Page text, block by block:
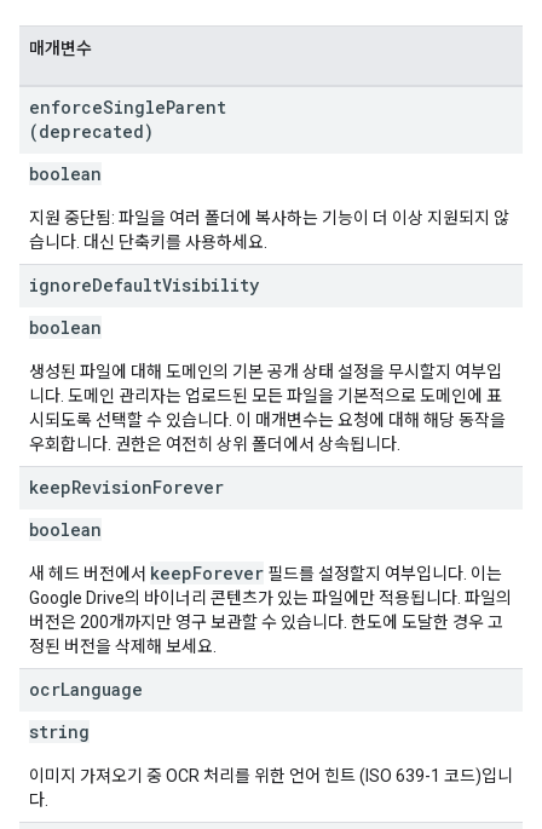
매개변수
enforceSingleParent
(deprecated)
boolean
지원 중단됨: 파일을 여러 폴더에 복사하는 기능이 더 이상 지원되지 않
습니다. 대신 단축키를 사용하세요.
ignoreDefaultVisibility
boolean
생성된 파일에 대해 도메인의 기본 공개 상태 설정을 무시할지 여부입
니다. 도메인 관리자는 업로드된 모든 파일을 기본적으로 도메인에 표
시되도록 선택할 수 있습니다. 이 매개변수는 요청에 대해 해당 동작을
우회합니다. 권한은 여전히 상위 폴더에서 상속됩니다.
keepRevisionForever
boolean
새 헤드 버전에서 keepForever 필드를 설정할지 여부입니다. 이는
Google Drive의 바이너리 콘텐츠가 있는 파일에만 적용됩니다. 파일의
버전은 200개까지만 영구 보관할 수 있습니다. 한도에 도달한 경우 고
정된 버전을 삭제해 보세요.
ocrLanguage
string
이미지 가져오기 중 OCR 처리를 위한 언어 힌트 (ISO 639-1 코드)입니
다.